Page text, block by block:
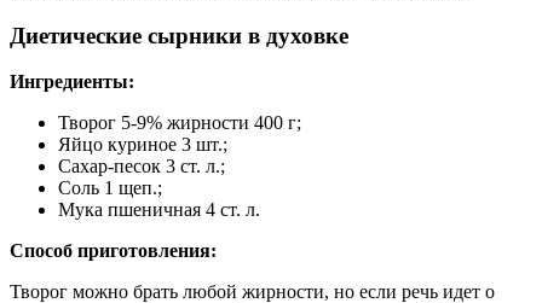
Диетические сырники в духовке
Ингредиенты:
Творог 5-9% жирности 400 г;
Яйцо куриное 3 шт.;
Сахар-песок 3 ст. л.;
Соль 1 щеп.;
Мука пшеничная 4 ст. л.
Способ приготовления:
Творог можно брать любой жирности, но если речь идет о